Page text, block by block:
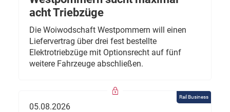
acht Triebzüge
Die Woiwodschaft Westpommern will einen
Liefervertrag über drei fest bestellte
Elektrotriebzüge mit Optionsrecht auf fünf
weitere Fahrzeuge abschließen.
Rail Business
05.08.2026